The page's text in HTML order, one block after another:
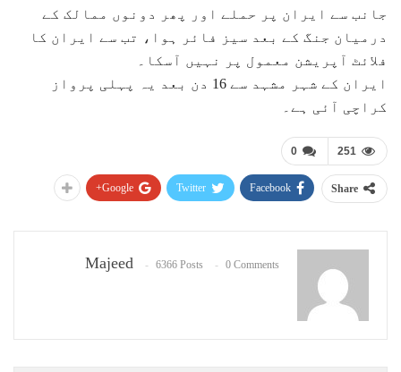
جانب سے ایران پر حملے اور پھر دونوں ممالک کے
درمیان جنگ کے بعد سیز فائر ہوا، تب سے ایران کا
فلائٹ آپریشن معمول پر نہیں آسکا۔
ایران کے شہر مشہد سے 16 دن بعد یہ پہلی پرواز
کراچی آئی ہے۔
0 251
Share
Facebook
Twitter
Google+
Majeed 6366 Posts 0 Comments